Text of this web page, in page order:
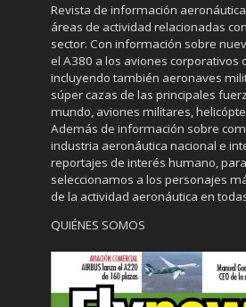
Revista de información
áreas de actividad relacionadas
sector. Con información sobre
el A380 a los aviones corporativos
incluyendo también aeronaves
súper cazas de las principales
mundo, aviones militares,
Además de información sobre
industria aeronáutica nacional e
reportajes de interés humano,
seleccionamos a los personajes
de la actividad aeronáutica en
QUIÉNES SOMOS